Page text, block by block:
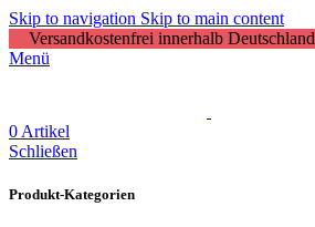
Skip to navigation Skip to main content
Versandkostenfrei innerhalb
Menü
0 Artikel
Schließen
Produkt-Kategorien